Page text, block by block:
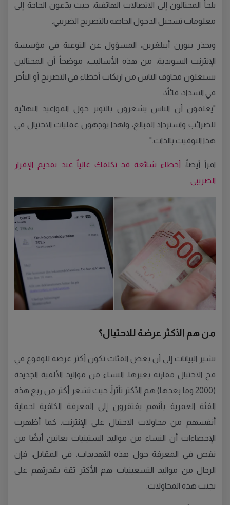
يلجأ المحتالون إلى الاتصالات الهاتفية، حيث يدّعون الحاجة إلى
معلومات تسجيل الدخول الخاصة بالتصريح الضريبي.
ويحذر بيورن أبيلغرين، المسؤول عن التوعية في مؤسسة
الإنترنت السويدية، من هذه الأساليب، موضحاً أن المحتالين
يستغلون مخاوف الناس من ارتكاب أخطاء في التصريح أو التأخر
في السداد، قائلاً:
"يعلمون أن الناس يشعرون بالتوتر حول المواعيد النهائية
للضرائب واسترداد المبالغ، ولهذا يوجهون عمليات الاحتيال في
هذا التوقيت بالذات."
اقرأ أيضاً:
أخطاء شائعة قد تكلفك غالياً عند تقديم الإقرار
الضريبي
من هم الأكثر عرضة للاحتيال؟
تشير البيانات إلى أن بعض الفئات تكون أكثر عرضة للوقوع في
فخ الاحتيال مقارنة بغيرها. النساء من مواليد الألفية الجديدة
(2000 وما بعدها) هم الأكثر تأثراً، حيث تشعر أكثر من ربع هذه
الفئة العمرية بأنهم يفتقرون إلى المعرفة الكافية لحماية
أنفسهم من محاولات الاحتيال على الإنترنت. كما أظهرت
الإحصاءات أن النساء من مواليد الستينيات يعانين أيضًا من
نقص في المعرفة حول هذه التهديدات. في المقابل، فإن
الرجال من مواليد التسعينيات هم الأكثر ثقة بقدرتهم على
تجنب هذه المحاولات.